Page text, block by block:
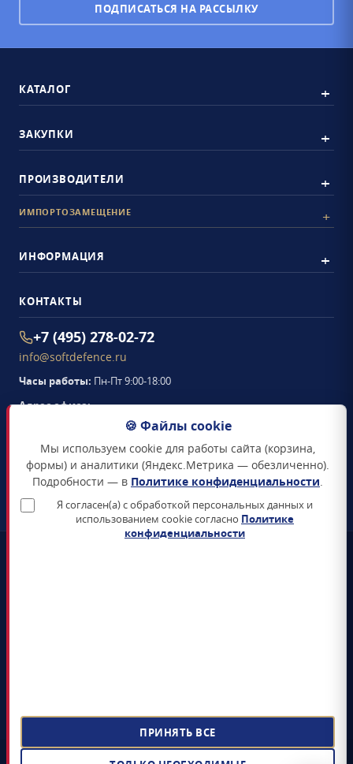
ПОДПИСАТЬСЯ НА РАССЫЛКУ
КАТАЛОГ
ЗАКУПКИ
ПРОИЗВОДИТЕЛИ
ИМПОРТОЗАМЕЩЕНИЕ
ИНФОРМАЦИЯ
КОНТАКТЫ
+7 (495) 278-02-72
info@softdefence.ru
Часы работы: Пн-Пт 9:00-18:00
Адрес офиса:
Семёновская набережная, д. 2/1, стр. 1, офис 411
Схема проезда →
ЗАКАЗАТЬ ЗВОНОК
Электронный документооборот, УПД, счёт-фактура
ООО «СОФТЗАЩИТА», 2022 – 2026· Поставка лицензионного
🍪 Файлы cookie
Мы используем cookie для работы сайта (корзина,
формы) и аналитики (Яндекс.Метрика — обезличенно).
Подробности — в Политике конфиденциальности.
Я согласен(а) с обработкой персональных данных и
использованием cookie согласно Политике
конфиденциальности
ПРИНЯТЬ ВСЕ